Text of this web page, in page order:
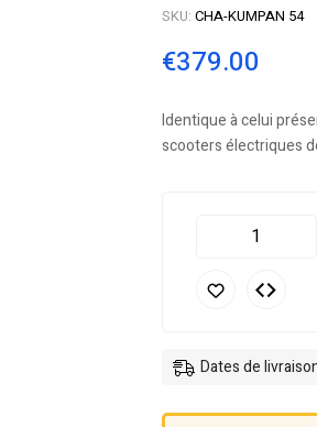
SKU: CHA-KUMPAN 54
€379.00
Identique à celui
scooters électriques
Dates de